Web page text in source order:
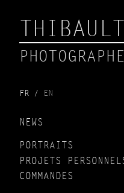
PHOTOGRAPHE
FR EN
NEWS
PORTRAITS
PROJETS
COMMANDES